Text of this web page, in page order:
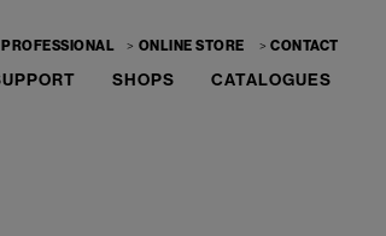
PROFESSIONAL ONLINE STORE CONTACT
SHOPS CATALOGUES